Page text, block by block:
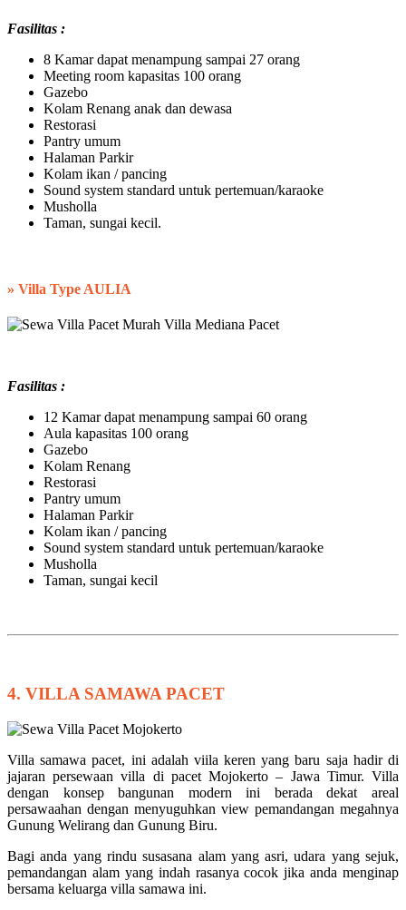
Fasilitas :
8 Kamar dapat menampung sampai 27 orang
Meeting room kapasitas 100 orang
Gazebo
Kolam Renang anak dan dewasa
Restorasi
Pantry umum
Halaman Parkir
Kolam ikan / pancing
Sound system standard untuk pertemuan/karaoke
Musholla
Taman, sungai kecil.
» Villa Type AULIA
Fasilitas :
12 Kamar dapat menampung sampai 60 orang
Aula kapasitas 100 orang
Gazebo
Kolam Renang
Restorasi
Pantry umum
Halaman Parkir
Kolam ikan / pancing
Sound system standard untuk pertemuan/karaoke
Musholla
Taman, sungai kecil
4. VILLA SAMAWA PACET
Villa samawa pacet, ini adalah viila keren yang baru saja hadir di
jajaran persewaan villa di pacet Mojokerto – Jawa Timur. Villa
dengan konsep bangunan modern ini berada dekat areal
persawaahan dengan menyuguhkan view pemandangan megahnya
Gunung Welirang dan Gunung Biru.
Bagi anda yang rindu susasana alam yang asri, udara yang sejuk,
pemandangan alam yang indah rasanya cocok jika anda menginap
bersama keluarga villa samawa ini.